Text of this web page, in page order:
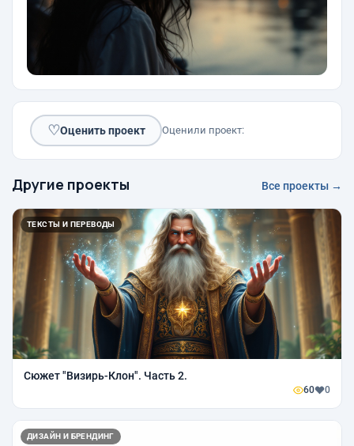
♡Оценить проект Оценили проект:
Другие проекты Все проекты →
ТЕКСТЫ И ПЕРЕВОДЫ
Сюжет "Визирь-Клон". Часть 2.
60 0
ДИЗАЙН И БРЕНДИНГ